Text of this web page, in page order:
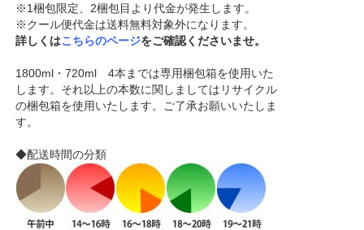
※1梱包限定、2梱包目より代金が発生します。
※クール便代金は送料無料対象外になります。
詳しくはこちらのページをご確認くださいませ。
1800ml・720ml 4本までは専用梱包箱を使用いた
します。それ以上の本数に関しましてはリサイクル
の梱包箱を使用いたします。ご了承お願いいたしま
す。
◆配送時間の分類